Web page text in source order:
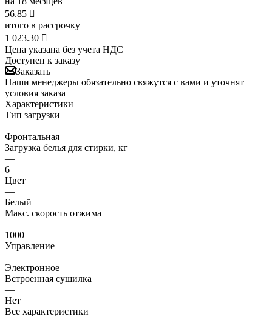
56.85 
итого в рассрочку
1 023.30 
Цена указана без учета НДС
Доступен к заказу
Заказать
Наши менеджеры обязательно свяжутся с вами и уточнят
условия заказа
Характеристики
Тип загрузки
—
Фронтальная
Загрузка белья для стирки, кг
—
6
Цвет
—
Белый
Макс. скорость отжима
—
1000
Управление
—
Электронное
Встроенная сушилка
—
Нет
Все характеристики